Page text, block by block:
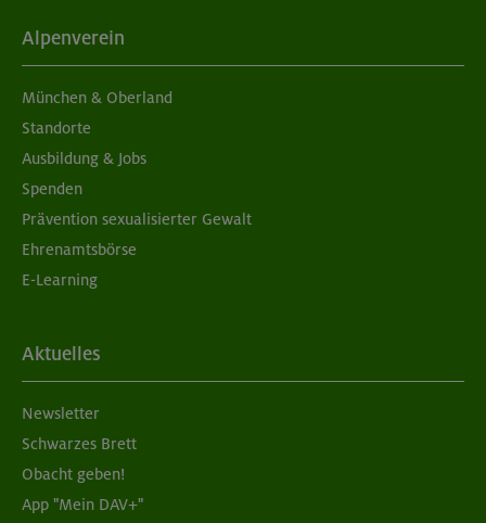
Alpenverein
München & Oberland
Standorte
Ausbildung & Jobs
Spenden
Prävention sexualisierter Gewalt
Ehrenamtsbörse
E-Learning
Aktuelles
Newsletter
Schwarzes Brett
Obacht geben!
App "Mein DAV+"